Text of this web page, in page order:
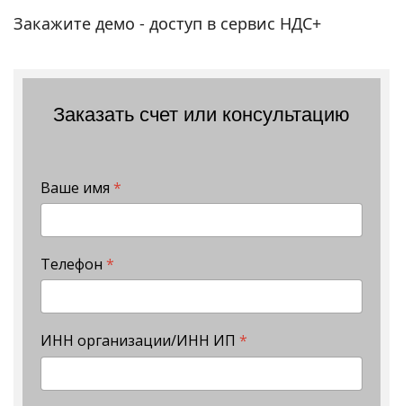
Закажите демо - доступ в сервис НДС+
Заказать счет или консультацию
Ваше имя *
Телефон *
ИНН организации/ИНН ИП *